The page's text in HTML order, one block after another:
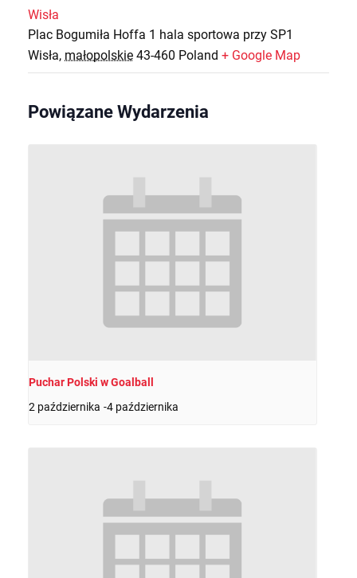
Wisła
Plac Bogumiła Hoffa 1 hala sportowa przy SP1
Wisła, małopolskie 43-460 Poland + Google Map
Powiązane Wydarzenia
Puchar Polski w Goalball
2 października -4 października